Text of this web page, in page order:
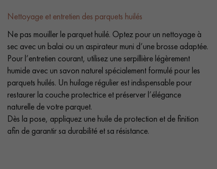
Nettoyage et entretien des parquets huilés
Ne pas mouiller le parquet huilé. Optez pour un nettoyage à
sec avec un balai ou un aspirateur muni d’une brosse adaptée.
Pour l’entretien courant, utilisez une serpillière légèrement
humide avec un savon naturel spécialement formulé pour les
parquets huilés. Un huilage régulier est indispensable pour
restaurer la couche protectrice et préserver l’élégance
naturelle de votre parquet.
Dès la pose, appliquez une huile de protection et de finition
afin de garantir sa durabilité et sa résistance.